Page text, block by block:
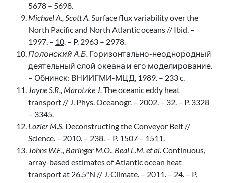
5678 – 5698.
Michael A., Scott A.Surface flux variability over the
North Pacific and North Atlantic oceans // Ibid. –
1997. – 10. – P. 2963 – 2978.
Полонский А.Б. Горизонтально-неоднородный
деятельный слой океана и его моделирование.
– Обнинск: ВНИИГМИ-МЦД, 1989. – 233 c.
Jayne S.R., Marotzke J.The oceanic eddy heat
transport // J. Phys. Oceanogr. – 2002. – 32. – P. 3328
– 3345.
Lozier M.S. Deconstructing the Conveyor Belt //
Science. – 2010. – 238. – P. 1507 – 1511.
Johns W.E., Baringer M.O., Beal L.M. et al.Continuous,
array-based estimates of Atlantic ocean heat
transport at 26.5°N // J. Climate. – 2011. – 24. – P.